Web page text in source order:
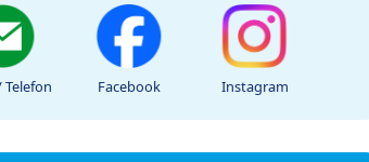
Telefon Facebook Instagram